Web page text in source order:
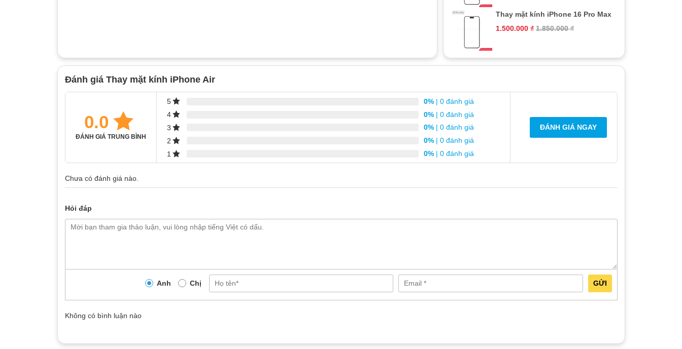
Thay mặt kính iPhone 16 Pro Max
1.500.000 ₫ 1.850.000₫
Đánh giá Thay mặt kính iPhone Air
0.0
ĐÁNH GIÁ TRUNG BÌNH
5 0%| 0 đánh giá
4
0%| 0 đánh giá
3
0%| 0 đánh giá
2
0%| 0 đánh giá
1
0%| 0 đánh giá
ĐÁNH GIÁ NGAY
Chưa có đánh giá nào.
Hỏi đáp
Anh Chị GỬI
Không có bình luận nào